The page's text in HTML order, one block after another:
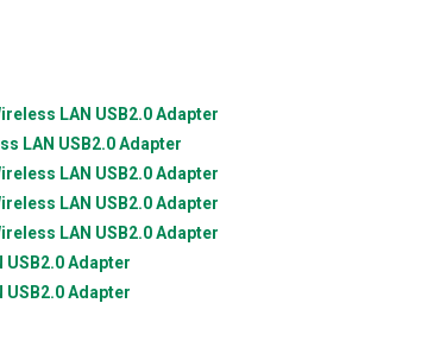
LAN USB2.0 Adapter
LAN USB2.0 Adapter
LAN USB2.0 Adapter
LAN USB2.0 Adapter
LAN USB2.0 Adapter
USB2.0 Adapter
USB2.0 Adapter